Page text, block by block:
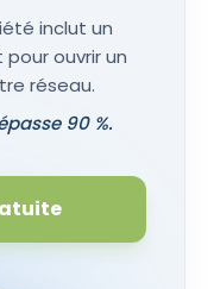
inclut un
ouvrir un
réseau.
90 %.